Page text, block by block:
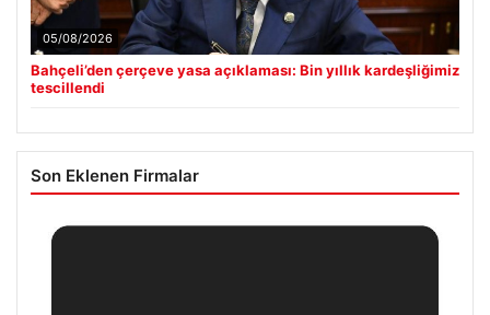
05/08/2026
Bahçeli’den çerçeve yasa açıklaması: Bin yıllık kardeşliğimiz
tescillendi
Son Eklenen Firmalar